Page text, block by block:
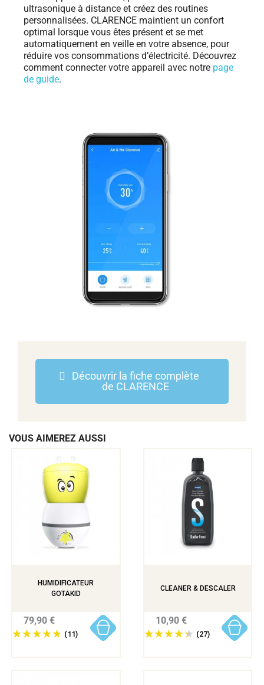
ultrasonique à distance et créez des routines
personnalisées. CLARENCE maintient un confort
optimal lorsque vous êtes présent et se met
automatiquement en veille en votre absence, pour
réduire vos consommations d’électricité. Découvrez
comment connecter votre appareil avec notre page
de guide.
Découvrir la fiche complète
de CLARENCE
VOUS AIMEREZ AUSSI
HUMIDIFICATEUR
GOTAKID
(11)
79,90 €
CLEANER & DESCALER
(27)
10,90 €